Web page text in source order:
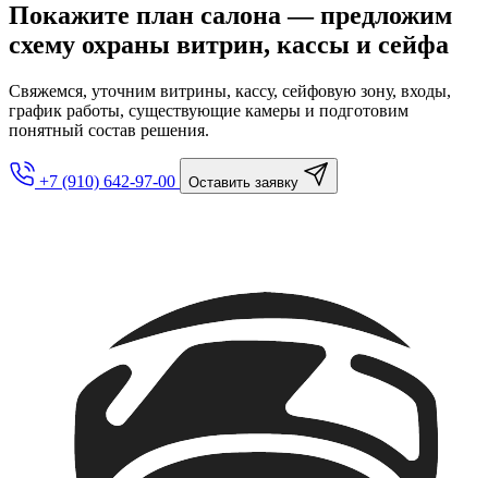
Покажите план салона — предложим
схему охраны витрин, кассы и сейфа
Свяжемся, уточним витрины, кассу, сейфовую зону, входы,
график работы, существующие камеры и подготовим
понятный состав решения.
+7 (910) 642-97-00 Оставить заявку